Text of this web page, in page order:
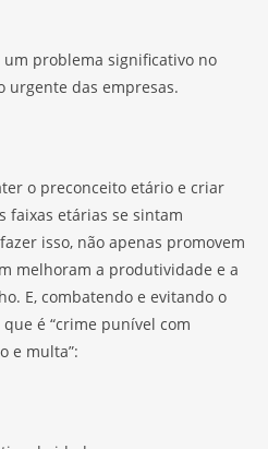
um problema significativo no
urgente das empresas.
o preconceito etário e criar
faixas etárias se sintam
isso, não apenas promovem
melhoram a produtividade e a
E, combatendo e evitando o
é “crime punível com
e multa”: